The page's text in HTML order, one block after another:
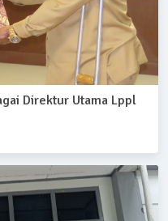
Direktur Utama Lppl